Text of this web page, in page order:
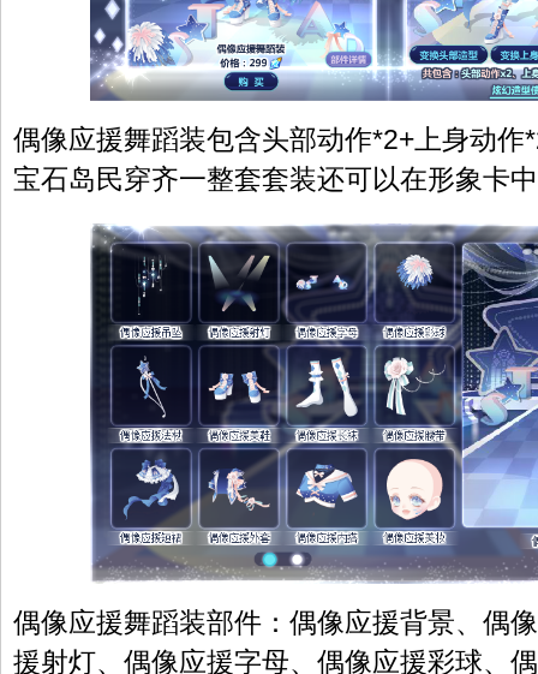
偶像应援舞蹈装包含头部动作*2+上身动作
宝石岛民穿齐一整套套装还可以在形象卡
偶像应援舞蹈装部件： 偶像应援背景、偶
援射灯、偶像应援字母、偶像应援彩球、